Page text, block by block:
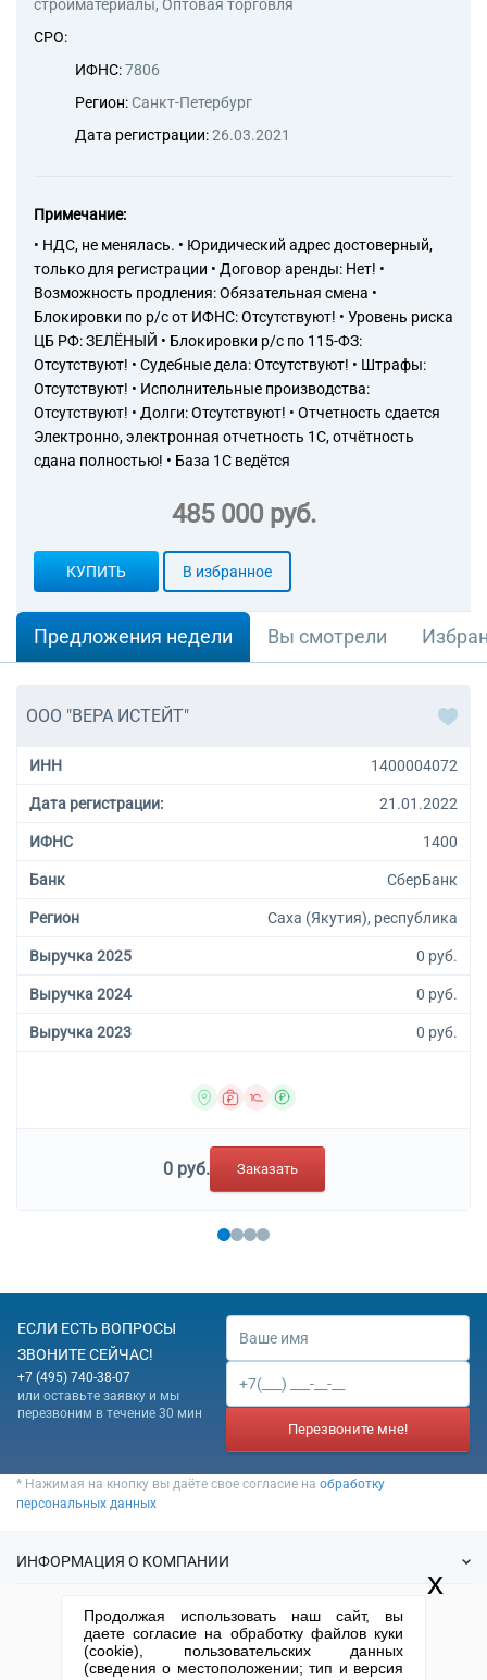
стройматериалы, Оптовая торговля
СРО:
ИФНС:7806
Регион: Санкт-Петербург
Дата регистрации:26.03.2021
Примечание:
• НДС, не менялась. • Юридический адрес достоверный,
только для регистрации • Договор аренды: Нет! •
Возможность продления: Обязательная смена •
Блокировки по р/с от ИФНС: Отсутствуют! • Уровень риска
ЦБ РФ: ЗЕЛЁНЫЙ • Блокировки р/с по 115-ФЗ:
Отсутствуют! • Судебные дела: Отсутствуют! • Штрафы:
Отсутствуют! • Исполнительные производства:
Отсутствуют! • Долги: Отсутствуют! • Отчетность сдается
Электронно, электронная отчетность 1С, отчётность
сдана полностью! • База 1С ведётся
485 000 руб.
КУПИТЬ В избранное
Предложения недели Вы смотрели
ООО "ВЕРА ИСТЕЙТ"
ИНН 1400004072
Дата регистрации: 21.01.2022
ИФНС 1400
Банк СберБанк
Регион Саха (Якутия), республика
Выручка 2025 0 руб.
Выручка 2024 0 руб.
Выручка 2023 0 руб.
0 руб. Заказать
ЕСЛИ ЕСТЬ ВОПРОСЫ
ЗВОНИТЕ СЕЙЧАС!
+7 (495) 740-38-07
или оставьте заявку и мы
перезвоним в течение 30 мин
Перезвоните мне!
* Нажимая на кнопку вы даёте свое согласие на обработку
персональных данных
ИНФОРМАЦИЯ О КОМПАНИИ
Продолжая использовать наш сайт, вы
даете согласие на обработку файлов куки
(cookie), пользовательских данных
(сведения о местоположении; тип и версия
x